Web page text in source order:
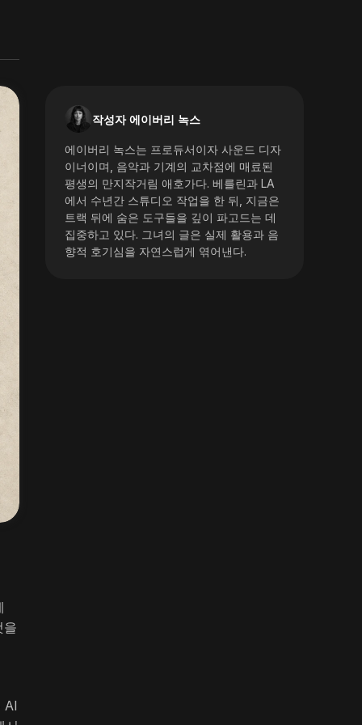
작성자 에이버리 녹스
에이버리 녹스는 프로듀서이자 사운드 디자
이너이며, 음악과 기계의 교차점에 매료된
평생의 만지작거림 애호가다. 베를린과 LA
에서 수년간 스튜디오 작업을 한 뒤, 지금은
트랙 뒤에 숨은 도구들을 깊이 파고드는 데
집중하고 있다. 그녀의 글은 실제 활용과 음
향적 호기심을 자연스럽게 엮어낸다.
을
AI